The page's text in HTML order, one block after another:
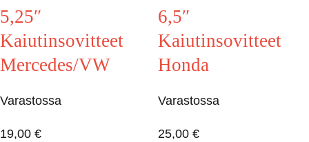
5,25″
Kaiutinsovitteet
Mercedes/VW
Varastossa
19,00 €
6,5″
Kaiutinsovitteet
Honda
Varastossa
25,00 €